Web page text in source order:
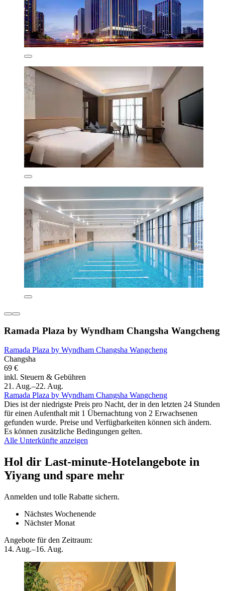
Ramada Plaza by Wyndham Changsha Wangcheng
Ramada Plaza by Wyndham Changsha Wangcheng
Changsha
69 €
inkl. Steuern & Gebühren
21. Aug.–22. Aug.
Ramada Plaza by Wyndham Changsha Wangcheng
Dies ist der niedrigste Preis pro Nacht, der in den letzten 24 Stunden
für einen Aufenthalt mit 1 Übernachtung von 2 Erwachsenen
gefunden wurde. Preise und Verfügbarkeiten können sich ändern.
Es können zusätzliche Bedingungen gelten.
Alle Unterkünfte anzeigen
Hol dir Last-minute-Hotelangebote in
Yiyang und spare mehr
Anmelden und tolle Rabatte sichern.
Nächstes Wochenende
Nächster Monat
Angebote für den Zeitraum:
14. Aug.–16. Aug.